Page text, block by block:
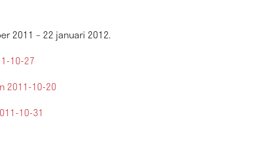
2011 – 22 januari 2012.
10-27
2011-10-20
10-31